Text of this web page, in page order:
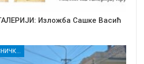
Изложба Сашке Васић
ЈАЧАЊЕ ДОПИСНИЧКЕ МРЕЖЕ НЕЗАВИСНИХ МЕДИЈА У РАСИНСКОМ ОКРУГУ